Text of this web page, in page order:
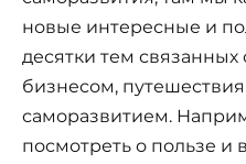
новые интересные и
десятки тем
бизнесом,
саморазвитием.
посмотреть о пользе и